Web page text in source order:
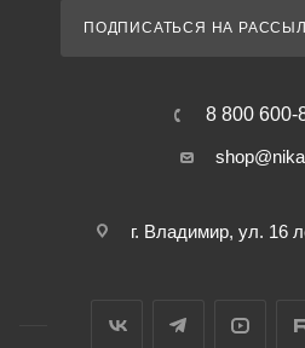
ПОДПИСАТЬСЯ НА
8 800 600-
г. Владимир, ул. 16